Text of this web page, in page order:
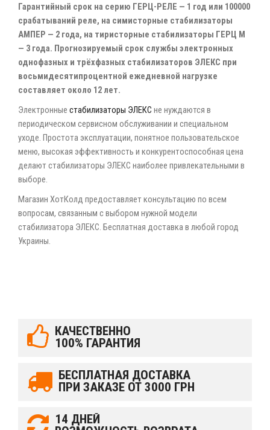
Гарантийный срок на серию ГЕРЦ-РЕЛЕ — 1 год или 100000
срабатываний реле, на симисторные стабилизаторы
АМПЕР — 2 года, на тиристорные стабилизаторы ГЕРЦ М
— 3 года. Прогнозируемый срок службы электронных
однофазных и трёхфазных стабилизаторов ЭЛЕКС при
восьмидесятипроцентной ежедневной нагрузке
составляет около 12 лет.
Электронные стабилизаторы ЭЛЕКС не нуждаются в
периодическом сервисном обслуживании и специальном
уходе. Простота эксплуатации, понятное пользовательское
меню, высокая эффективность и конкурентоспособная цена
делают стабилизаторы ЭЛЕКС наиболее привлекательными в
выборе.
Магазин ХотКолд предоставляет консультацию по всем
вопросам, связанным с выбором нужной модели
стабилизатора ЭЛЕКС. Бесплатная доставка в любой город
Украины.
КАЧЕСТВЕННО
100% ГАРАНТИЯ
БЕСПЛАТНАЯ ДОСТАВКА
ПРИ ЗАКАЗЕ ОТ 3000 ГРН
14 ДНЕЙ